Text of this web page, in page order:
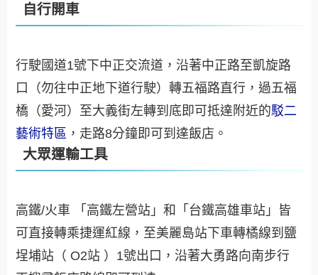
自行開車
行駛國道1號下中正交流道，沿著中正路至凱旋路
口（勿往中正地下道行駛）轉五福路直行，過五福
橋（愛河）至大義街左轉到底即可抵達附近的駁二
藝術特區 ，走路8分鐘即可到達飯店。
大眾運輸工具
高鐵/火車 「高鐵左營站」和「台鐵高雄車站」皆
可直接轉乘捷運紅線，至美麗島站下車轉橘線到鹽
埕埔站（ O2站 ）1號出口，沿著大勇路向南步行